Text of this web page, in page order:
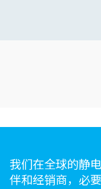
我们在全球的静
伴和经销商，必